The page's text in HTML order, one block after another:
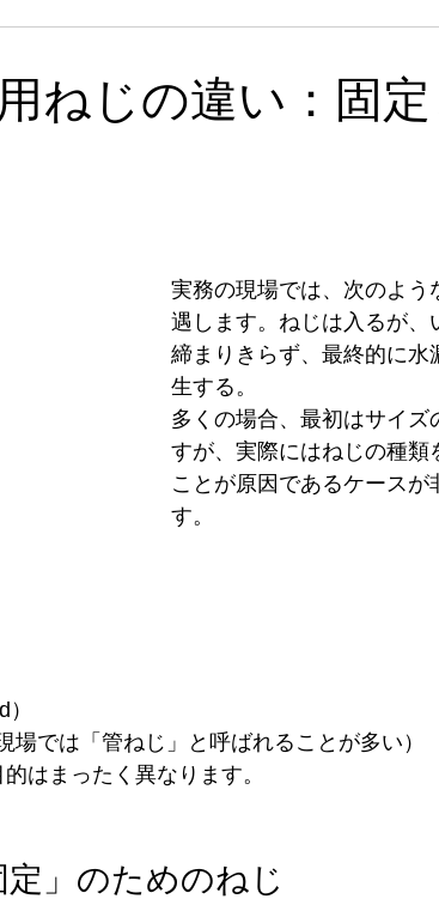
ねじの違い：固
実務の現場では、次のよう
遇します。ねじは入るが、
締まりきらず、最終的に水
生する。
多くの場合、最初はサイズ
すが、実際にはねじの種類
ことが原因であるケースが
す。
場では「管ねじ」と呼ばれることが多い）
はまったく異なります。
」のためのねじ